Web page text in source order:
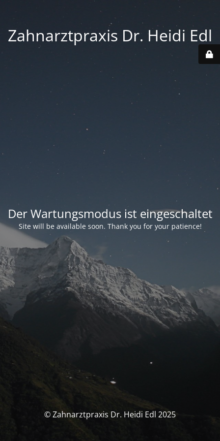
Zahnarztpraxis Dr. Heidi Edl
Der Wartungsmodus ist eingeschaltet
Site will be available soon. Thank you for your patience!
© Zahnarztpraxis Dr. Heidi Edl 2025